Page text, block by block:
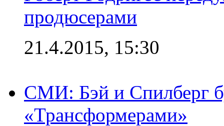
продюсерами
21.4.2015, 15:30
СМИ: Бэй и Спилберг
«Трансформерами»